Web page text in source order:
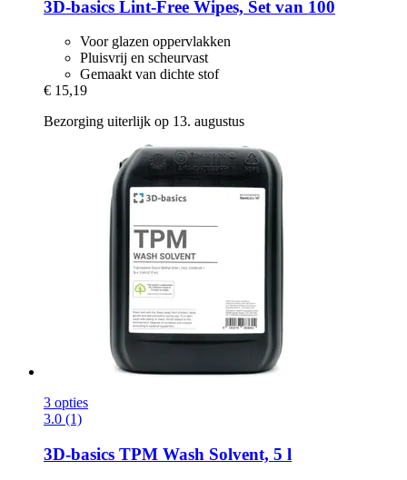
3D-basics Lint-​Free Wipes, Set van 100
Voor glazen oppervlakken
Pluisvrij en scheurvast
Gemaakt van dichte stof
€ 15,19
Bezorging uiterlijk op 13. augustus
3 opties
3.0 (1)
3D-basics TPM Wash Solvent, 5 l